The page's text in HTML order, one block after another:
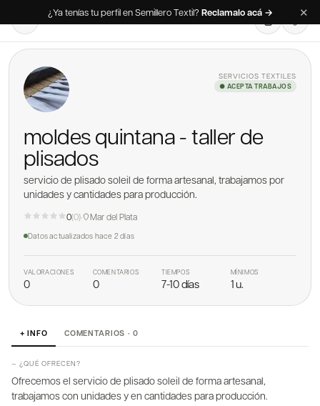
¿Ya tenías tu perfil en Semillero Textil? Reclamalo acá → ✕
SERVICIOS TEXTILES
● ACEPTA TRABAJOS
moldes quintana - taller de
plisados
servicio de plisado soleil de forma artesanal, trabajamos por
unidades y cantidades para producción.
0(0)· Mar del Plata
Datos actualizados hace 2 días
VALORACIONES
0
COMENTARIOS
0
TIEMPOS
7-10 días
MÍNIMOS
1 u.
+ INFO COMENTARIOS · 0
— ¿QUÉ OFRECEN?
Ofrecemos el servicio de plisado soleil de forma artesanal,
trabajamos con unidades y en cantidades para producción.